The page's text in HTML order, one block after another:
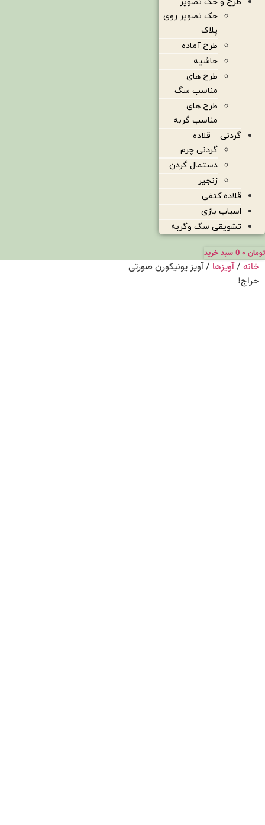
حک تصویر روی
پلاک
طرح آماده
حاشیه
طرح های
مناسب سگ
طرح های
مناسب گربه
گردنی – قلاده
گردنی چرم
دستمال گردن
زنجیر
قلاده کتفی
اسباب بازی
تشویقی سگ وگربه
تومان 0 سبد خرید
خانه /آویزها / آویز یونیکورن صورتی
حراج!